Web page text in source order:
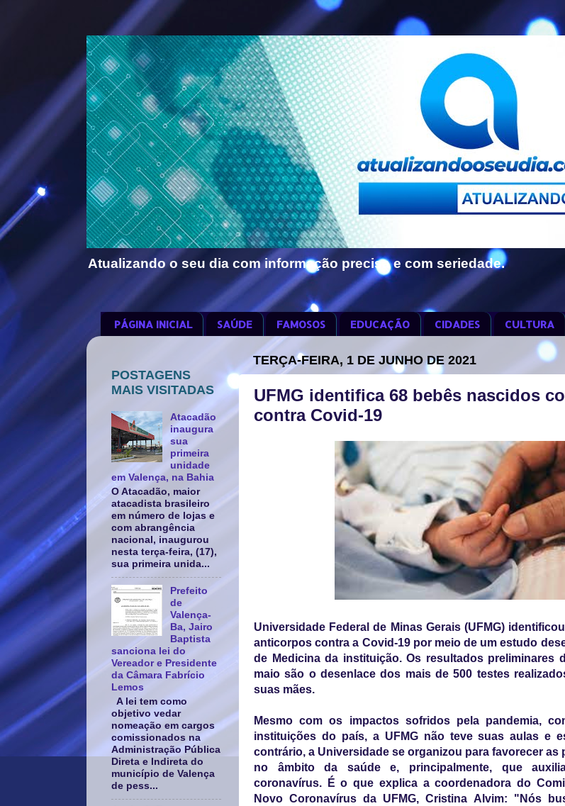
Atualizando o seu dia com informação precisa e com seriedade.
PÁGINA INICIAL SAÚDE FAMOSOS EDUCAÇÃO CIDADES CULTURA
TERÇA-FEIRA, 1 DE JUNHO DE 2021
UFMG identifica 68 bebês nascidos
contra Covid-19
Universidade Federal de Minas Gerais (UFMG)
anticorpos contra a Covid-19 por meio de um estudo
de Medicina da instituição. Os resultados preliminares
maio são o desenlace dos mais de 500 testes
suas mães.
Mesmo com os impactos sofridos pela pandemia,
instituições do país, a UFMG não teve suas aulas e
contrário, a Universidade se organizou para favorecer
no âmbito da saúde e, principalmente, que
coronavírus. É o que explica a coordenadora do
Novo Coronavírus da UFMG, Cristina Alvim: "Nós
POSTAGENS
MAIS VISITADAS
Atacadão
inaugura
sua
primeira
unidade
em Valença, na Bahia
O Atacadão, maior
atacadista brasileiro
em número de lojas e
com abrangência
nacional, inaugurou
nesta terça-feira, (17),
sua primeira unida...
Prefeito
de
Valença-
Ba, Jairo
Baptista
sanciona lei do
Vereador e Presidente
da Câmara Fabrício
Lemos
A lei tem como
objetivo vedar
nomeação em cargos
comissionados na
Administração Pública
Direta e Indireta do
município de Valença
de pess...